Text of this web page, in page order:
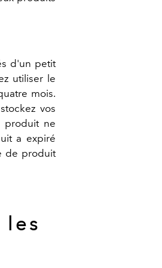
d'un petit
utiliser le
mois.
vos
produit ne
a expiré
de produit
les